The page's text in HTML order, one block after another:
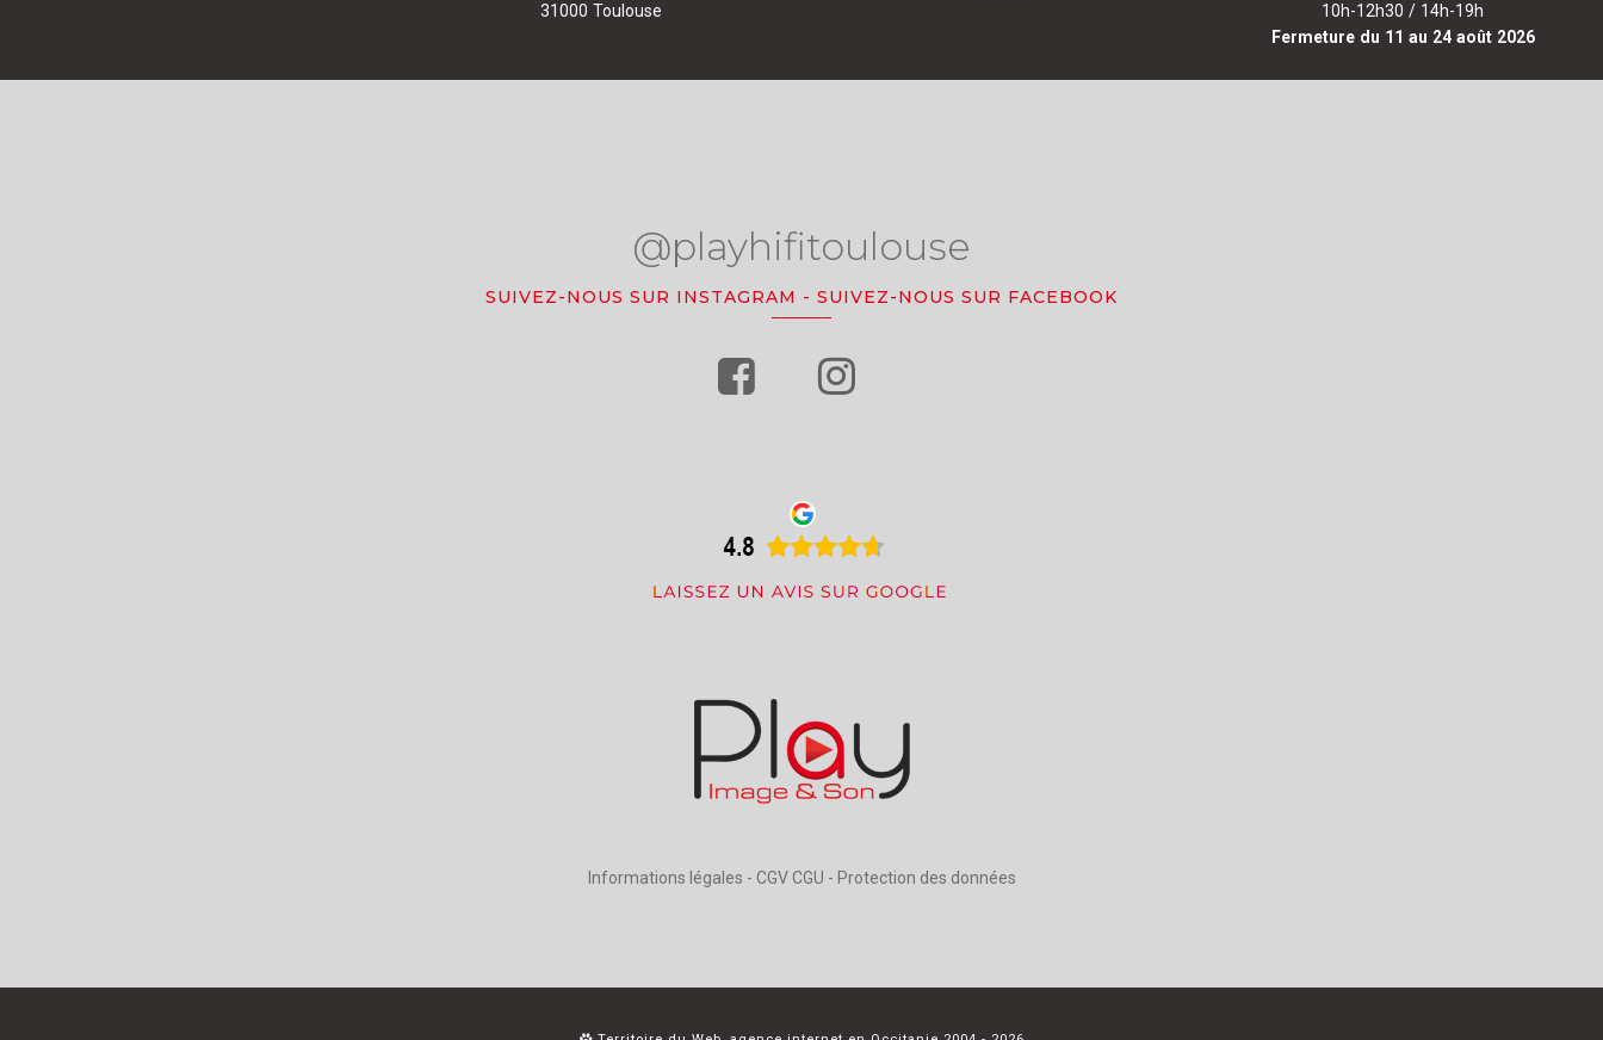
31000 Toulouse
10h-12h30 / 14h-19h
Fermeture du 11 au 24 août 2026
@playhifitoulouse
SUIVEZ-NOUS SUR INSTAGRAM - SUIVEZ-NOUS SUR FACEBOOK
Informations légales - CGV CGU - Protection des données